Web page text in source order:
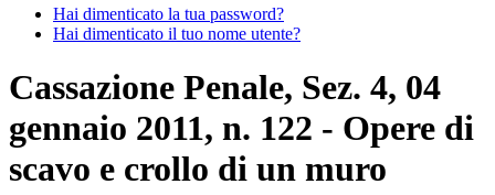
Hai dimenticato la tua password?
Hai dimenticato il tuo nome utente?
Cassazione Penale, Sez. 4, 04
gennaio 2011, n. 122 - Opere di
scavo e crollo di un muro